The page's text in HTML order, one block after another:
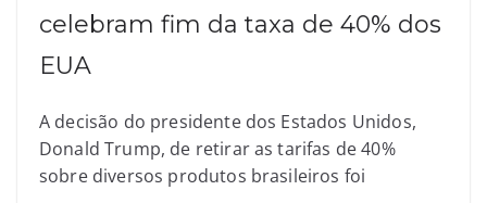
celebram fim da taxa de 40% dos
EUA
A decisão do presidente dos Estados Unidos,
Donald Trump, de retirar as tarifas de 40%
sobre diversos produtos brasileiros foi